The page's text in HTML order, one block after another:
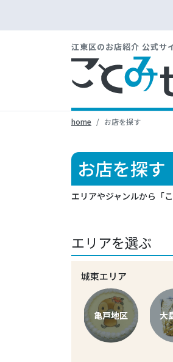
江東区のお店紹介 公式サ
home お店を探す
お店を探す
エリアやジャンルから「
エリアを選ぶ
城東エリア
亀戸地区 大